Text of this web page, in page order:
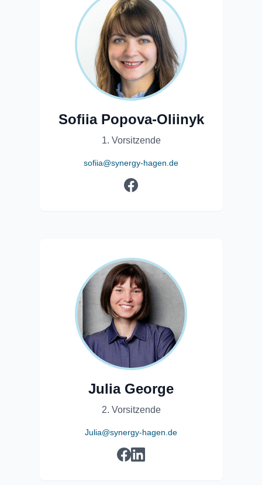
Sofiia Popova-Oliinyk
1. Vorsitzende
sofiia@synergy-hagen.de
Julia George
2. Vorsitzende
Julia@synergy-hagen.de